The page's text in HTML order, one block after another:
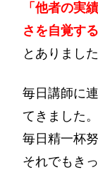
「他者の実
さを自覚する
とありました
毎日講師に
てきました。
毎日精一杯
それでもき